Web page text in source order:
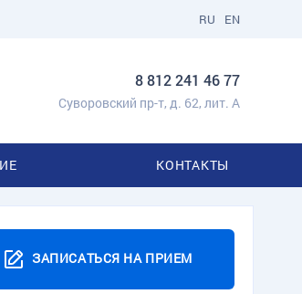
EN
RU
8 812 241 46 77
Суворовский пр-т, д. 62, лит. А
КОНТАКТЫ
ЗАПИСАТЬСЯ НА ПРИЕМ